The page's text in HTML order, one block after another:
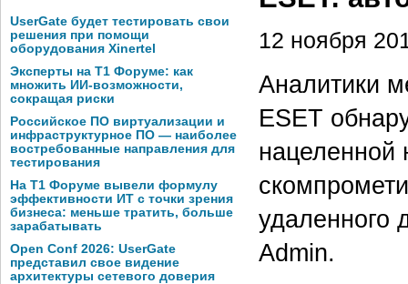
UserGate будет тестировать свои
решения при помощи
оборудования Xinertel
Эксперты на Т1 Форуме: как
множить ИИ-возможности,
сокращая риски
Российское ПО виртуализации и
инфраструктурное ПО — наиболее
востребованные направления для
тестирования
На Т1 Форуме вывели формулу
эффективности ИТ с точки зрения
бизнеса: меньше тратить, больше
зарабатывать
Open Conf 2026: UserGate
представил свое видение
архитектуры сетевого доверия
12 ноября
Аналитики
ESET
нацеленной
удаленного
Admin.